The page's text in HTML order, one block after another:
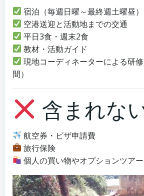
宿泊（毎週日曜～最終週土曜昼）
空港送迎と活動地までの交通
平日3食・週末2食
教材・活動ガイド
現地コーディネーターによる研
間）
含まれな
航空券・ビザ申請費
旅行保険
個人の買い物やオプションツアー